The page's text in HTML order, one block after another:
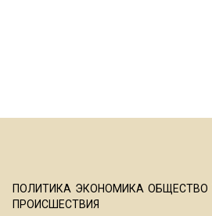
ПОЛИТИКА ЭКОНОМИКА ОБЩЕСТВО
ПРОИСШЕСТВИЯ